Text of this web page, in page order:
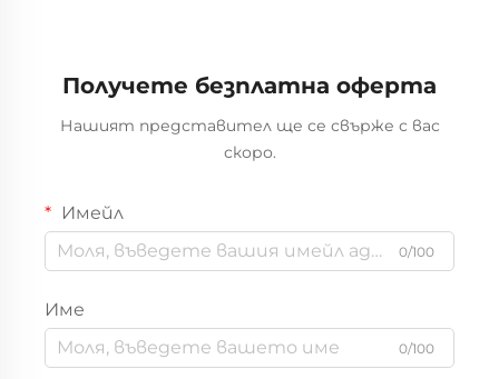
Получете безплатна оферта
Нашият представител ще се свърже с вас
скоро.
Имейл
0/100
Име
0/100